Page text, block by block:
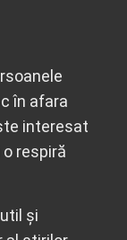
în afara
interesat
respiră
și